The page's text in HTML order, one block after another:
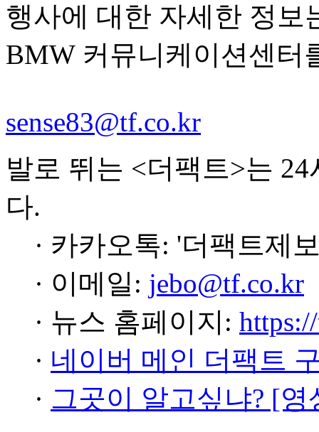
행사에 대한 자세한 정보
BMW 커뮤니케이션센터
sense83@tf.co.kr
발로 뛰는 <더팩트>는
다.
· 카카오톡: '더팩트제
· 이메일: jebo@tf.co.kr
· 뉴스 홈페이지:
· 네이버 메인 더팩트
· 그곳이 알고싶냐? [